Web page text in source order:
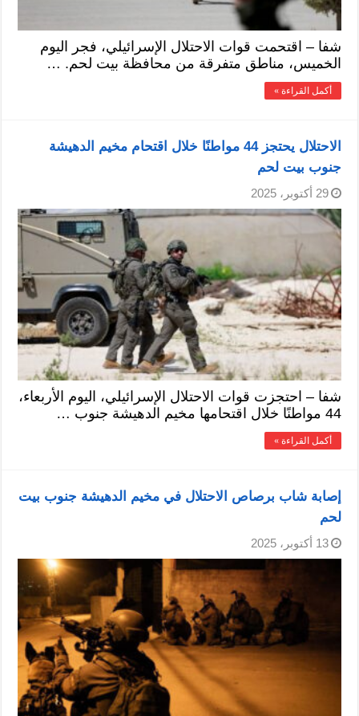
شفا – اقتحمت قوات الاحتلال الإسرائيلي، فجر اليوم
الخميس، مناطق متفرقة من محافظة بيت لحم. …
أكمل القراءة »
الاحتلال يحتجز 44 مواطنًا خلال اقتحام مخيم الدهيشة
جنوب بيت لحم
29 أكتوبر، 2025
شفا – احتجزت قوات الاحتلال الإسرائيلي، اليوم الأربعاء،
44 مواطنًا خلال اقتحامها مخيم الدهيشة جنوب …
أكمل القراءة »
إصابة شاب برصاص الاحتلال في مخيم الدهيشة جنوب بيت
لحم
13 أكتوبر، 2025